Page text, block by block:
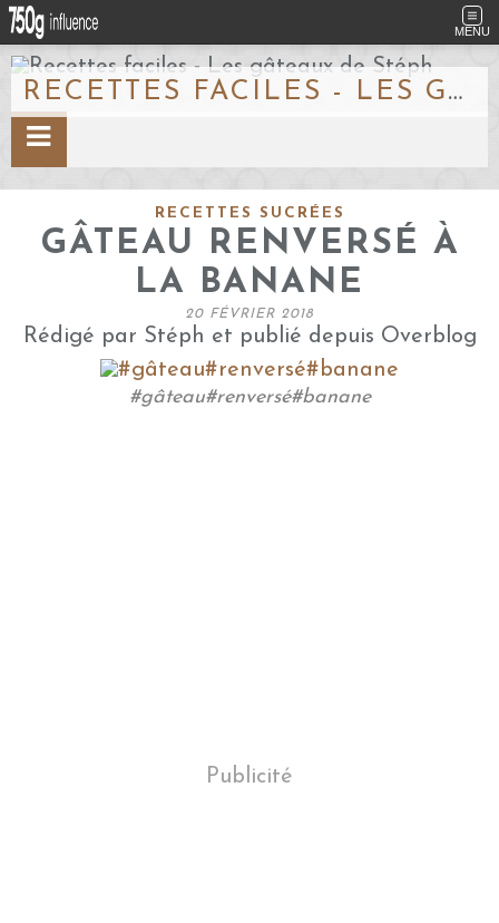
MENU
RECETTES FACILES - LES GÂTEAUX DE STÉPH
RECETTES SUCRÉES
GÂTEAU RENVERSÉ À
LA BANANE
20 FÉVRIER 2018
Rédigé par Stéph et publié depuis Overblog
#gâteau#renversé#banane
Publicité